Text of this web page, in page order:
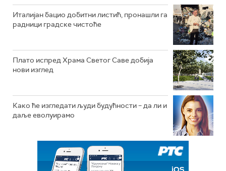
Италијан бацио добитни листић, пронашли га
радници градске чистоће
Плато испред Храма Светог Саве добија
нови изглед
Како ће изгледати људи будућности – да ли и
даље еволуирамо